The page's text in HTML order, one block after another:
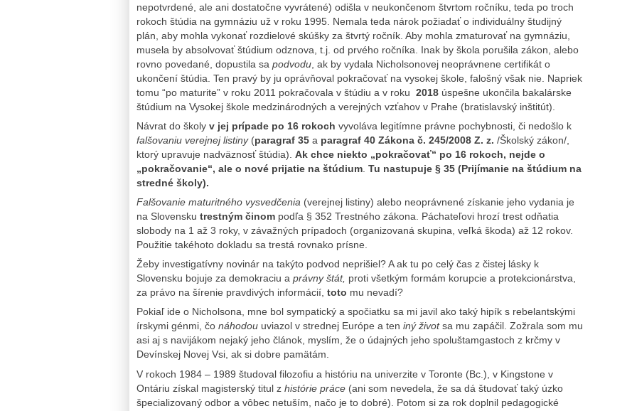
nepotvrdené, ale ani dostatočne vyvrátené) odišla v neukončenom štvrtom ročníku, teda po troch
rokoch štúdia na gymnáziu už v roku 1995. Nemala teda nárok požiadať o individuálny študijný
plán, aby mohla vykonať rozdielové skúšky za štvrtý ročník. Aby mohla zmaturovať na gymnáziu,
musela by absolvovať štúdium odznova, t.j. od prvého ročníka. Inak by škola porušila zákon, alebo
rovno povedané, dopustila sa podvodu , ak by vydala Nicholsonovej neoprávnene certifikát o
ukončení štúdia. Ten pravý by ju oprávňoval pokračovať na vysokej škole, falošný však nie. Napriek
tomu “po maturite” v roku 2011 pokračovala v štúdiu a v roku 2018 úspešne ukončila bakalárske
štúdium na Vysokej škole medzinárodných a verejných vzťahov v Prahe (bratislavský inštitút).
Návrat do školy v jej prípade po 16 rokoch vyvoláva legitímne právne pochybnosti, či nedošlo k
falšovaniu verejnej listiny(paragraf 35 a paragraf 40 Zákona č. 245/2008 Z. z. /Školský zákon/,
ktorý upravuje nadväznosť štúdia). Ak chce niekto „pokračovať“ po 16 rokoch, nejde o
„pokračovanie“, ale o nové prijatie na štúdium Tu nastupuje § 35 (Prijímanie na štúdium na
stredné školy).
Falšovanie maturitného vysvedčenia (verejnej listiny) alebo neoprávnené získanie jeho vydania je
na Slovensku trestným činom podľa § 352 Trestného zákona. Páchateľovi hrozí trest odňatia
slobody na 1 až 3 roky, v závažných prípadoch (organizovaná skupina, veľká škoda) až 12 rokov.
Použitie takéhoto dokladu sa trestá rovnako prísne.
Žeby investigatívny novinár na takýto podvod neprišiel? A ak tu po celý čas z čistej lásky k
Slovensku bojuje za demokraciu a právny štát, proti všetkým formám korupcie a protekcionárstva,
za právo na šírenie pravdivých informácií, toto mu nevadí?
Pokiaľ ide o Nicholsona, mne bol sympatický a spočiatku sa mi javil ako taký hipík s rebelantskými
írskymi génmi, čo náhodou uviazol v strednej Európe a ten iný životsa mu zapáčil. Zožrala som mu
asi aj s navijákom nejaký jeho článok, myslím, že o údajných jeho spoluštamgastoch z krčmy v
Devínskej Novej Vsi, ak si dobre pamätám.
V rokoch 1984 – 1989 študoval filozofiu a históriu na univerzite v Toronte (Bc.), v Kingstone v
Ontáriu získal magisterský titul z histórie práce (ani som nevedela, že sa dá študovať taký úzko
špecializovaný odbor a vôbec netuším, načo je to dobré). Potom si za rok doplnil pedagogické